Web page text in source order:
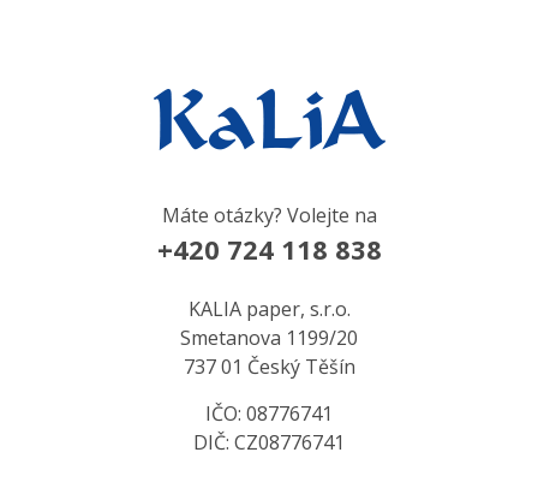
Máte otázky? Volejte na
+420 724 118 838
KALIA paper, s.r.o.
Smetanova 1199/20
737 01 Český Těšín
IČO: 08776741
DIČ: CZ08776741